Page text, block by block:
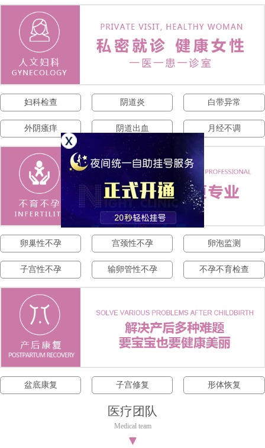
妇科检查 阴道炎 白带异常
外阴瘙痒 阴道出血 月经不调
卵巢性不孕 宫颈性不孕 卵泡监测
子宫性不孕 输卵管性不孕 不孕不育检查
盆底康复 子宫修复 形体恢复
医疗团队
Medical team
▼